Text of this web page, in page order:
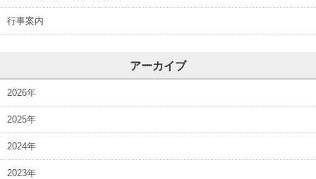
行事案内
アーカイブ
2026年
2025年
2024年
2023年